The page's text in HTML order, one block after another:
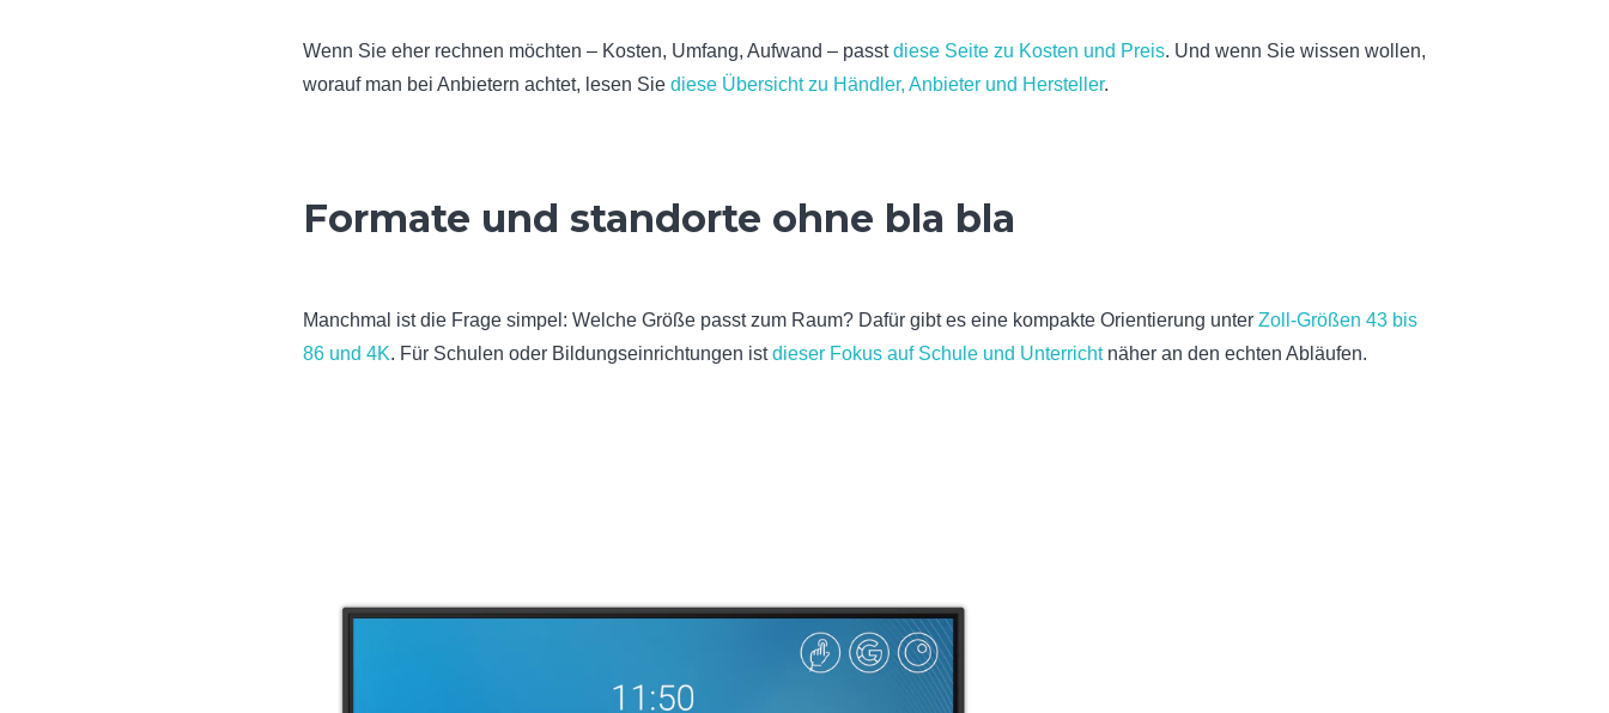
Wenn Sie eher rechnen möchten – Kosten, Umfang, Aufwand – passtdiese Seite zu Kosten und Preis. Und wenn Sie wissen wollen,
worauf man bei Anbietern achtet, lesen Siediese Übersicht zu Händler, Anbieter und Hersteller.
Formate und standorte ohne bla bla
Manchmal ist die Frage simpel: Welche Größe passt zum Raum? Dafür gibt es eine kompakte Orientierung unterZoll-Größen 43 bis
86 und 4K. Für Schulen oder Bildungseinrichtungen istdieser Fokus auf Schule und Unterrichtnäher an den echten Abläufen.